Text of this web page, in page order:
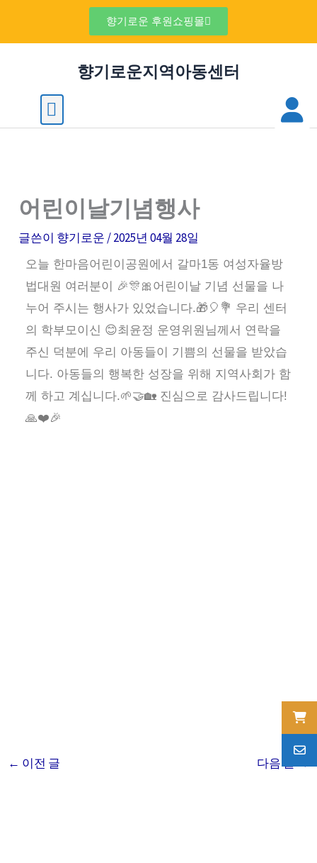
향기로운 후원쇼핑몰
향기로운지역아동센터
Menu
어린이날기념행사
글쓴이 향기로운 /2025년 04월 28일
오늘 한마음어린이공원에서 갈마1동 여성자율방
법대원 여러분이 🎉🎊🎀어린이날 기념 선물을 나
누어 주시는 행사가 있었습니다.🎁🎈💐 우리 센터
의 학부모이신 😊최윤정 운영위원님께서 연락을
주신 덕분에 우리 아동들이 기쁨의 선물을 받았습
니다. 아동들의 행복한 성장을 위해 지역사회가 함
께 하고 계십니다.🌱🤝🏡 진심으로 감사드립니다!
🙏❤️🎉
← 이전 글 다음 글→